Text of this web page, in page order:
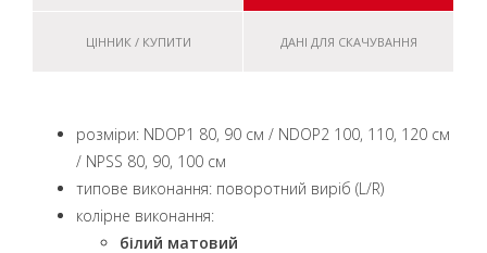
ЦІННИК / КУПИТИ ДАНІ ДЛЯ СКАЧУВАННЯ
розміри: NDOP1 80, 90 см / NDOP2 100, 110, 120 см
/ NPSS 80, 90, 100 см
типове виконання: поворотний виріб (L/R)
колірне виконання:
білий матовий